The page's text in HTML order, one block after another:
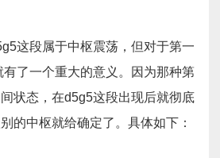
这段属于中枢震荡，但对于第一
了一个重大的意义。因为那种第
状态，在d5g5这段出现后就彻底
的中枢就给确定了。具体如下：